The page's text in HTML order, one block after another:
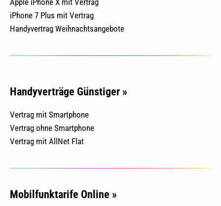
Apple iPhone X mit Vertrag
iPhone 7 Plus mit Vertrag
Handyvertrag Weihnachtsangebote
Handyverträge Günstiger »
Vertrag mit Smartphone
Vertrag ohne Smartphone
Vertrag mit AllNet Flat
Mobilfunktarife Online »